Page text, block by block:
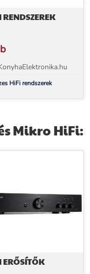
RENDSZEREK
HiFi rendszerek
Mikro HiFi:
ERŐSÍTŐK